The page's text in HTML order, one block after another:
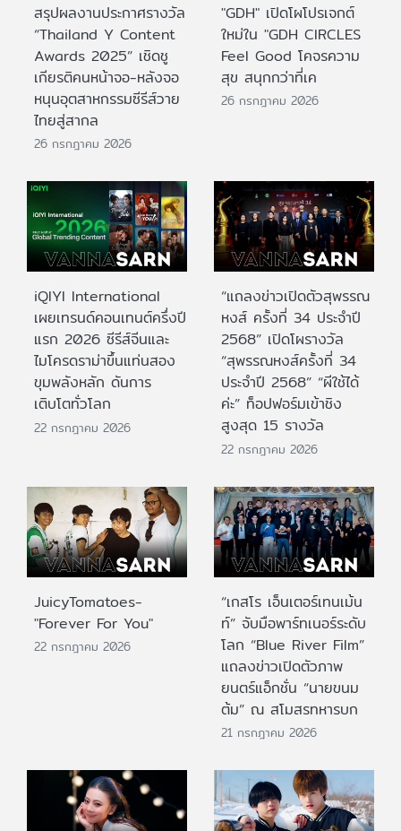
สรุปผลงานประกาศรางวัล
“Thailand Y Content
Awards 2025” เชิดชู
เกียรติคนหน้าจอ-หลังจอ
หนุนอุตสาหกรรมซีรีส์วาย
ไทยสู่สากล
26 กรกฎาคม 2026
"GDH" เปิดโผโปรเจกต์
ใหม่ใน "GDH CIRCLES
Feel Good โคจรความ
สุข สนุกกว่าที่เค
26 กรกฎาคม 2026
iQIYI International
เผยเทรนด์คอนเทนต์ครึ่งปี
แรก 2026 ซีรีส์จีนและ
ไมโครดราม่าขึ้นแท่นสอง
ขุมพลังหลัก ดันการ
เติบโตทั่วโลก
22 กรกฎาคม 2026
“แถลงข่าวเปิดตัวสุพรรณ
หงส์ ครั้งที่ 34 ประจำปี
2568” เปิดโผรางวัล
“สุพรรณหงส์ครั้งที่ 34
ประจำปี 2568” “ผีใช้ได้
ค่ะ” ท็อปฟอร์มเข้าชิง
สูงสุด 15 รางวัล
22 กรกฎาคม 2026
JuicyTomatoes-
"Forever For You"
22 กรกฎาคม 2026
“เกสโร เอ็นเตอร์เทนเม้น
ท์” จับมือพาร์ทเนอร์ระดับ
โลก “Blue River Film”
แถลงข่าวเปิดตัวภาพ
ยนตร์แอ็กชั่น “นายขนม
ต้ม” ณ สโมสรทหารบก
21 กรกฎาคม 2026